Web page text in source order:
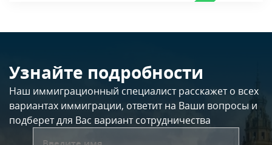
Узнайте подробности
Наш иммиграционный специалист расскажет о всех
вариантах иммиграции, ответит на Ваши вопросы и
подберет для Вас вариант сотрудничества